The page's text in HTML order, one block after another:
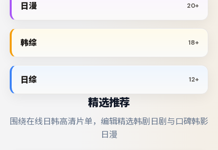
日漫 20+
韩综 18+
日综 12+
精选推荐
围绕在线日韩高清片单，编辑精选韩剧日剧与口碑韩影
日漫